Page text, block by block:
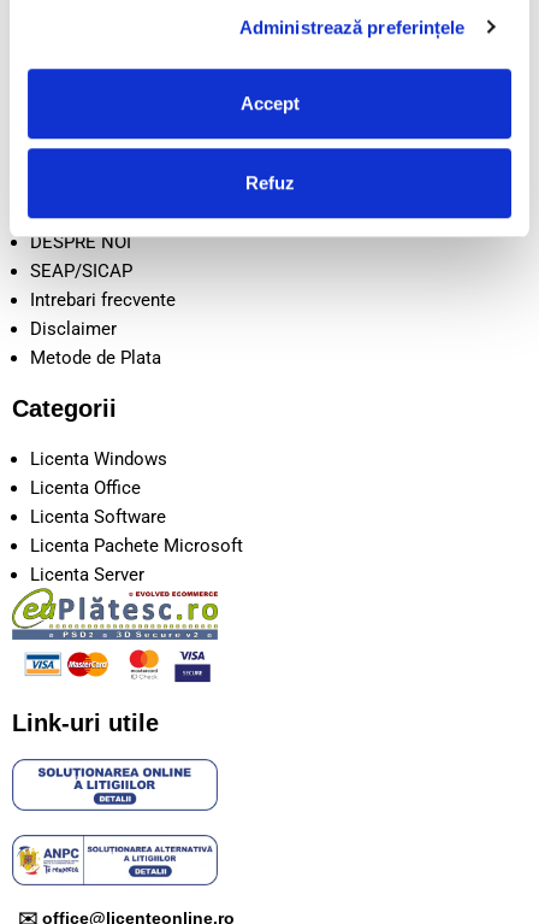
Administrează preferințele
Accept
Refuz
TERMENI SI CONDITII
POLITICA COOKIE
CONTACT
DESPRE NOI
SEAP/SICAP
Intrebari frecvente
Disclaimer
Metode de Plata
Categorii
Licenta Windows
Licenta Office
Licenta Software
Licenta Pachete Microsoft
Licenta Server
Link-uri utile
✉️ office@licenteonline.ro